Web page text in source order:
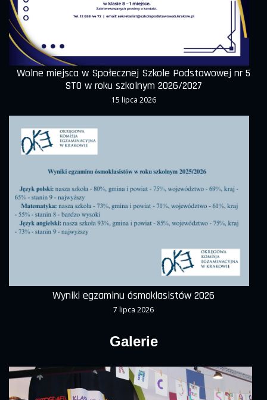
Wolne miejsca w Społecznej Szkole Podstawowej nr 5
STO w roku szkolnym 2026/2027
15 lipca 2026
Wyniki egzaminu ósmoklasistów 2026
7 lipca 2026
Galerie